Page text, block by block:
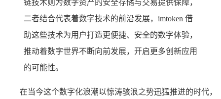
链技术则为数字资产的安全存储与交易提供保障，
二者结合代表着数字技术的前沿发展，imtoken 借
助这些技术为用户打造更便捷、安全的数字体验，
推动着数字世界不断向前发展，开启更多创新应用
的可能性。
在当今这个数字化浪潮以惊涛骇浪之势迅猛推进的时代，